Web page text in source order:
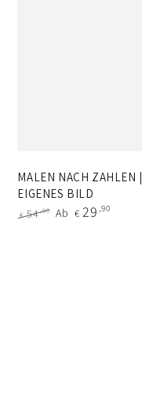
MALEN NACH ZAHLEN |
EIGENES BILD
€ 54,90 Ab € 29 ,90